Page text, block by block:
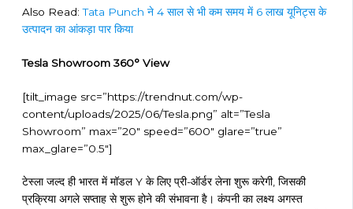
Also Read:Tata Punch ने 4 साल से भी कम समय में 6 लाख यूनिट्स के
उत्पादन का आंकड़ा पार किया
Tesla Showroom 360° View
[tilt_image src=”https://trendnut.com/wp-
content/uploads/2025/06/Tesla.png” alt=”Tesla
Showroom” max=”20″ speed=”600″ glare=”true”
max_glare=”0.5″]
टेस्ला जल्द ही भारत में मॉडल Y के लिए प्री-ऑर्डर लेना शुरू करेगी, जिसकी
प्रक्रिया अगले सप्ताह से शुरू होने की संभावना है। कंपनी का लक्ष्य अगस्त